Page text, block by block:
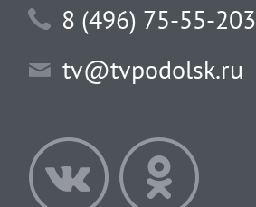
8 (496) 75-55-203
tv@tvpodolsk.ru